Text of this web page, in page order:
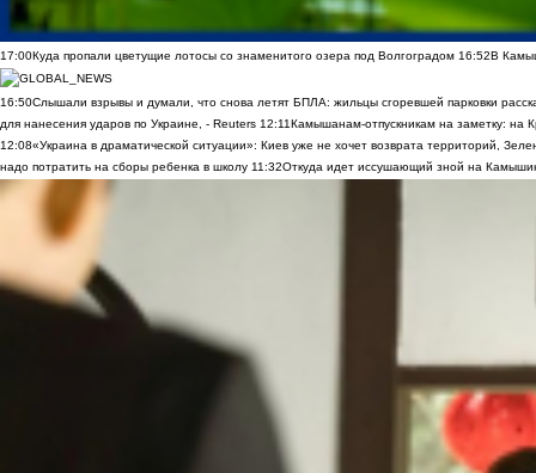
17:00Куда пропали цветущие лотосы со знаменитого озера под Волгоградом 16:52В
16:50Слышали взрывы и думали, что снова летят БПЛА: жильцы сгоревшей парковки
для нанесения ударов по Украине, - Reuters 12:11Камышанам-отпускникам на заметку: на
12:08«Украина в драматической ситуации»: Киев уже не хочет возврата территорий,
надо потратить на сборы ребенка в школу 11:32Откуда идет иссушающий зной на